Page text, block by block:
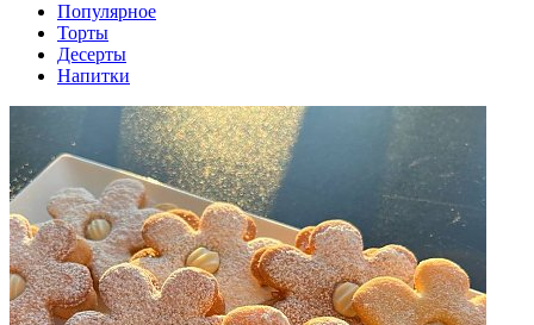
Популярное
Торты
Десерты
Напитки